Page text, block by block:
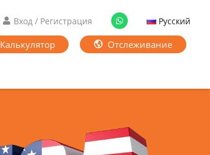
Вход / Регистрация Русский
Калькулятор Отслеживание